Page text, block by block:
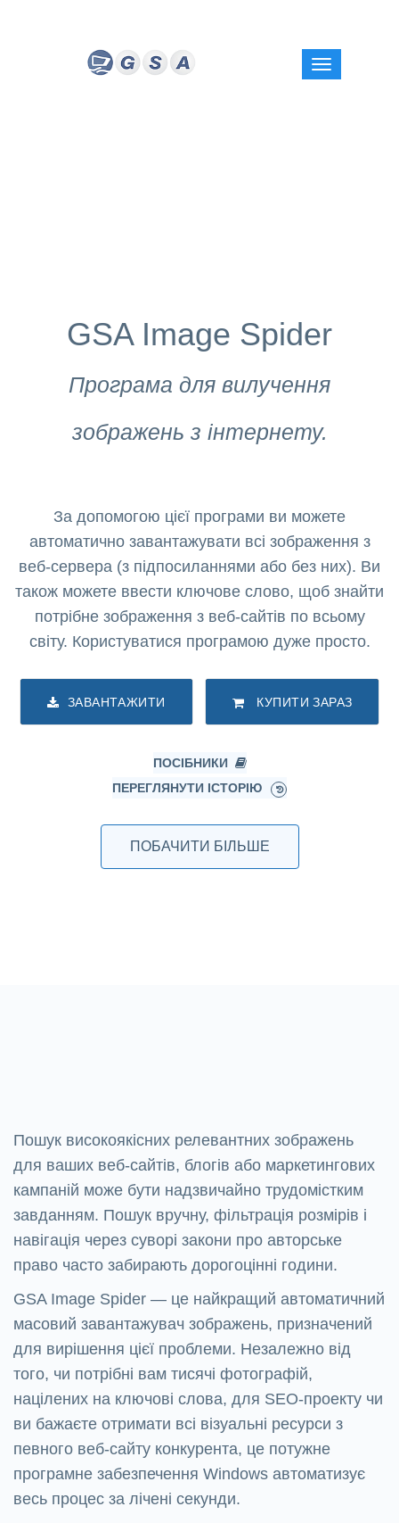
GSA Image Spider
Програма для вилучення
зображень з інтернету.
За допомогою цієї програми ви можете
автоматично завантажувати всі зображення з
веб-сервера (з підпосиланнями або без них). Ви
також можете ввести ключове слово, щоб знайти
потрібне зображення з веб-сайтів по всьому
світу. Користуватися програмою дуже просто.
ЗАВАНТАЖИТИ КУПИТИ ЗАРАЗ
ПОСІБНИКИ
ПЕРЕГЛЯНУТИ ІСТОРІЮ
ПОБАЧИТИ БІЛЬШЕ
Пошук високоякісних релевантних зображень
для ваших веб-сайтів, блогів або маркетингових
кампаній може бути надзвичайно трудомістким
завданням. Пошук вручну, фільтрація розмірів і
навігація через суворі закони про авторське
право часто забирають дорогоцінні години.
GSA Image Spider — це найкращий автоматичний
масовий завантажувач зображень, призначений
для вирішення цієї проблеми. Незалежно від
того, чи потрібні вам тисячі фотографій,
націлених на ключові слова, для SEO-проекту чи
ви бажаєте отримати всі візуальні ресурси з
певного веб-сайту конкурента, це потужне
програмне забезпечення Windows автоматизує
весь процес за лічені секунди.